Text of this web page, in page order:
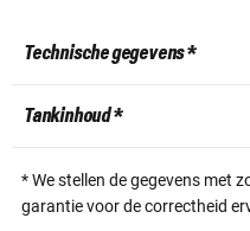
Technische gegevens *
Tankinhoud *
* We stellen de gegevens met
garantie voor de correctheid